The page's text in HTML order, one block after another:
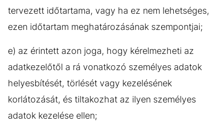
tervezett időtartama, vagy ha ez nem lehetséges,
ezen időtartam meghatározásának szempontjai;
e) az érintett azon joga, hogy kérelmezheti az
adatkezelőtől a rá vonatkozó személyes adatok
helyesbítését, törlését vagy kezelésének
korlátozását, és tiltakozhat az ilyen személyes
adatok kezelése ellen;